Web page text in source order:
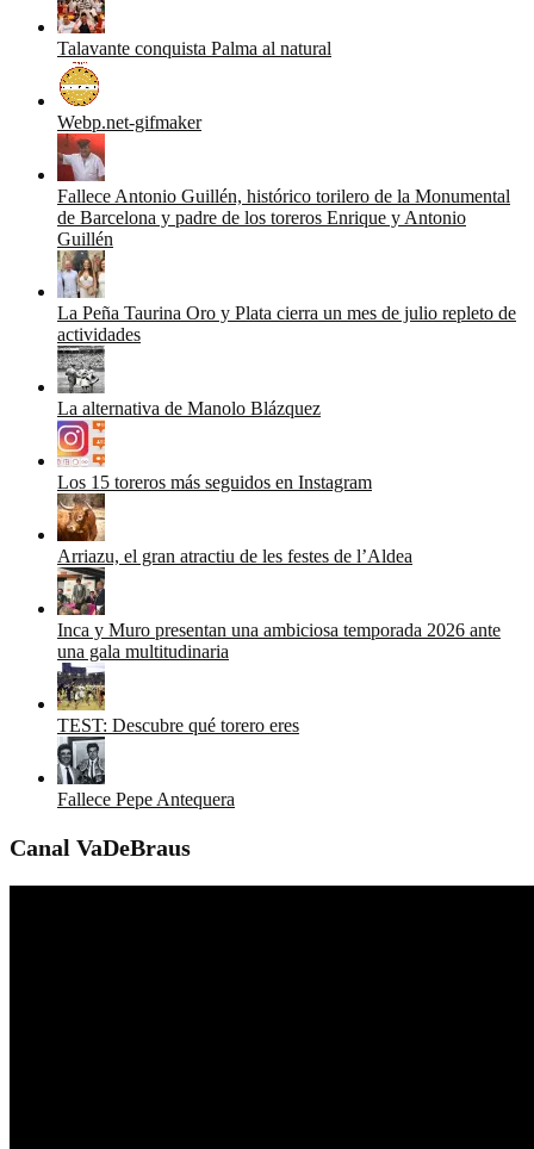
Talavante conquista Palma al natural
Webp.net-gifmaker
Fallece Antonio Guillén, histórico torilero de la Monumental
de Barcelona y padre de los toreros Enrique y Antonio
Guillén
La Peña Taurina Oro y Plata cierra un mes de julio repleto de
actividades
La alternativa de Manolo Blázquez
Los 15 toreros más seguidos en Instagram
Arriazu, el gran atractiu de les festes de l’Aldea
Inca y Muro presentan una ambiciosa temporada 2026 ante
una gala multitudinaria
TEST: Descubre qué torero eres
Fallece Pepe Antequera
Canal VaDeBraus